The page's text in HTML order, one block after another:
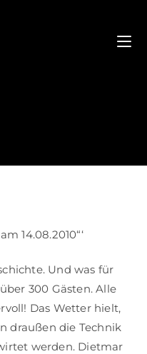
14.08.2010“‘
Und was für
300 Gästen. Alle
Das Wetter hielt,
draußen die Technik
werden. Dietmar